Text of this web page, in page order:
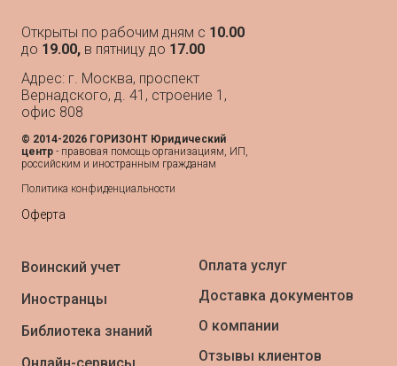
Открыты по рабочим дням с 10.00
до 19.00, в пятницу до 17.00
Адрес: г. Москва, проспект
Вернадского, д. 41, строение 1,
офис 808
© 2014-2026 ГОРИЗОНТ Юридический
центр - правовая помощь организациям, ИП,
российским и иностранным гражданам
Политика конфиденциальности
Оферта
Воинский учет
Иностранцы
Библиотека знаний
Оплата услуг
Доставка документов
О компании
Отзывы клиентов